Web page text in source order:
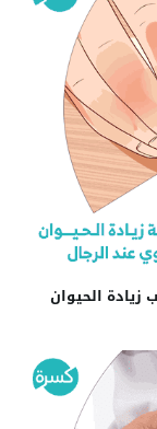
زيادة الحيوان